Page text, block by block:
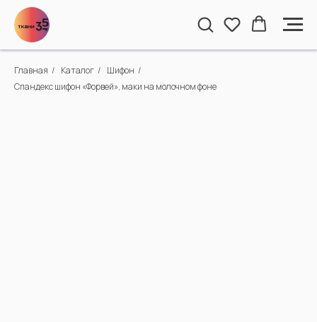
Главная / Каталог / Шифон /
Спандекс шифон «Форвей», маки на молочном фоне